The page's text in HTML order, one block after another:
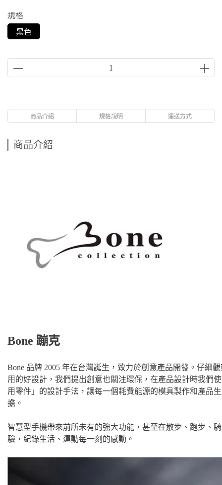
規格
黑色
商品介紹 規格說明 運送方式
商品介紹
Bone 蹦克
Bone 品牌 2005 年在台灣誕生，致力於創意產品開發。仔細
用的好設計，我們提出創意也關注環保，在產品設計時我們
用零件」的設計手法，讓每一個耗費能源的模具製作和產品
擔。
智慧型手機帶來前所未有的強大功能，甚至在散步、跑步、
驗，紀錄生活、運動每一刻的感動。